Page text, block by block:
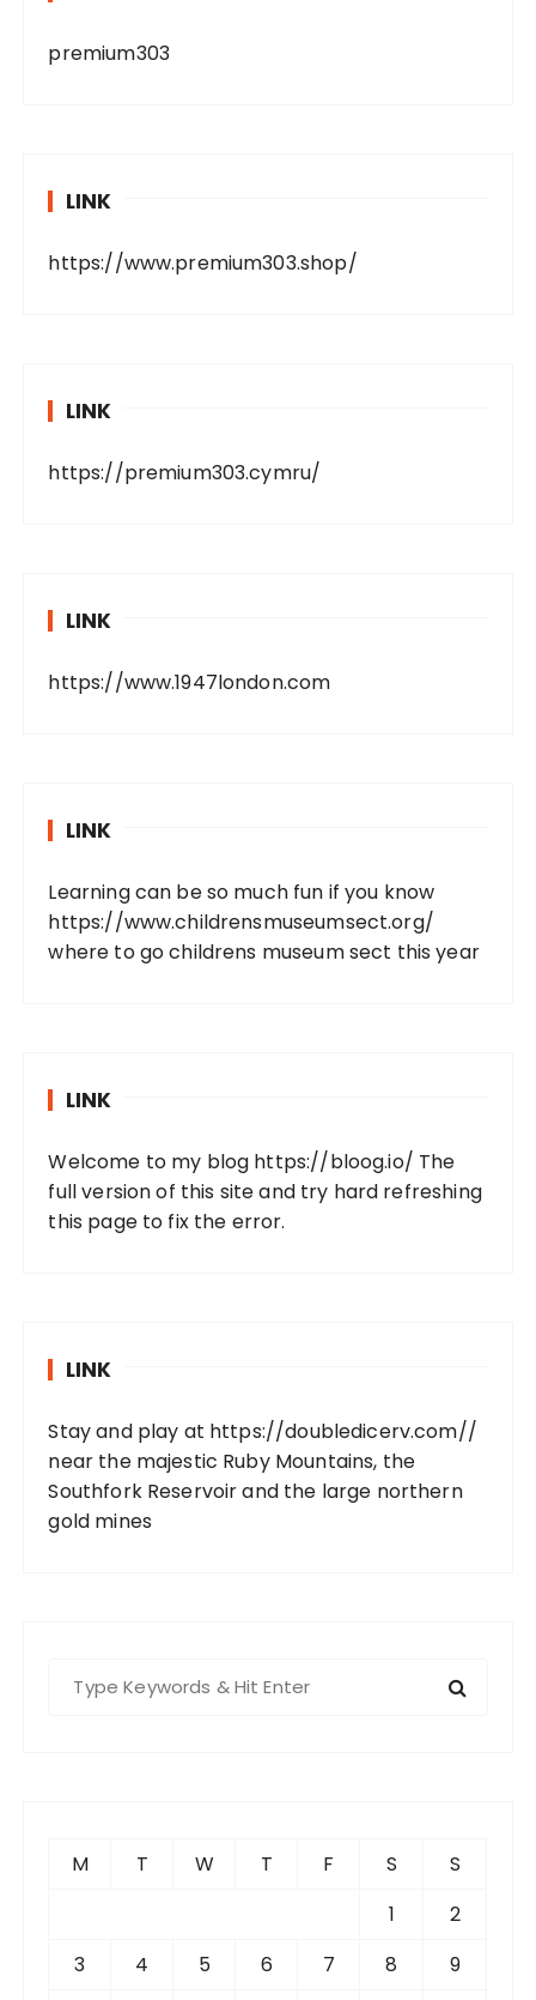
premium303
LINK
https://www.premium303.shop/
LINK
https://premium303.cymru/
LINK
https://www.1947london.com
LINK
Learning can be so much fun if you know
https://www.childrensmuseumsect.org/
where to go childrens museum sect this year
LINK
Welcome to my blog https://bloog.io/ The
full version of this site and try hard refreshing
this page to fix the error.
LINK
Stay and play at https://doubledicerv.com//
near the majestic Ruby Mountains, the
Southfork Reservoir and the large northern
gold mines
M T W T F S
S
1
2
3
4 5 6 7 8
9